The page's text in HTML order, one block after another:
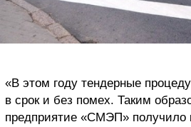
«В этом году тендерные
в срок и без помех. Таким
предприятие «СМЭП» получило